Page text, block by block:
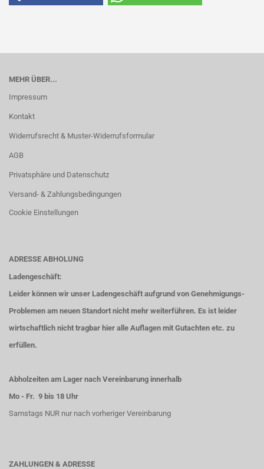
MEHR ÜBER...
Impressum
Kontakt
Widerrufsrecht & Muster-Widerrufsformular
AGB
Privatsphäre und Datenschutz
Versand- & Zahlungsbedingungen
Cookie Einstellungen
ADRESSE ABHOLUNG
Ladengeschäft:
Leider können wir unser Ladengeschäft aufgrund von Genehmigungs-
Problemen am neuen Standort nicht mehr weiterführen. Es ist leider
wirtschaftlich nicht tragbar hier alle Auflagen mit Gutachten etc. zu
erfüllen.
Abholzeiten am Lager nach Vereinbarung innerhalb
Mo - Fr. 9 bis 18 Uhr
Samstags NUR nur nach vorheriger Vereinbarung
ZAHLUNGEN & ADRESSE